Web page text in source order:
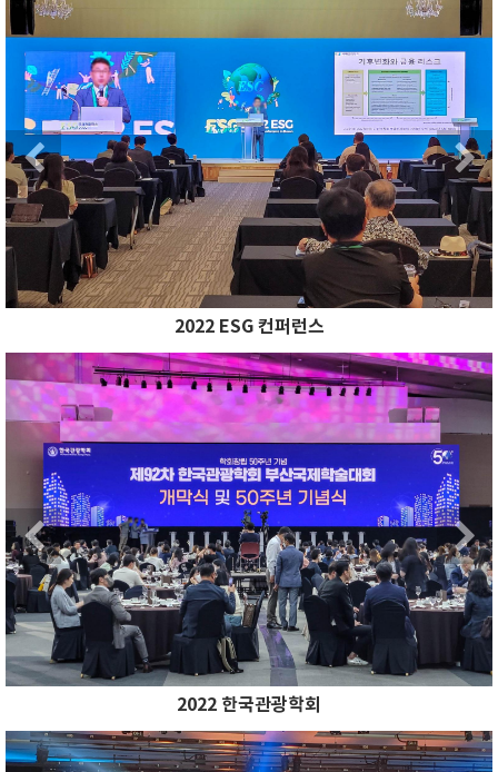
Previous
2022 ESG 컨퍼런스
Previous
Previous
2022 한국관광학회
Previous